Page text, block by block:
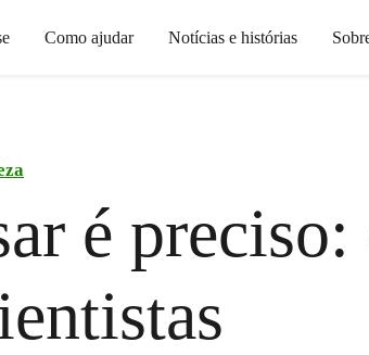
Como ajudar Notícias e histórias
é preciso: